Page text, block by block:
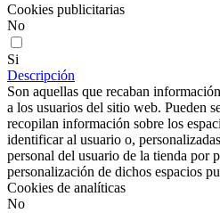
Cookies publicitarias
No
Si
Descripción
Son aquellas que recaban
a los usuarios del sitio web. Pueden
recopilan información sobre los
identificar al usuario o,
personal del usuario de la tienda por
personalización de dichos espacios
Cookies de analíticas
No